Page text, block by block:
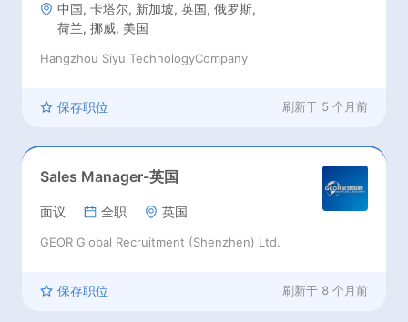
中国, 卡塔尔, 新加坡, 英国, 俄罗斯,
荷兰, 挪威, 美国
Hangzhou Siyu TechnologyCompany
保存职位 刷新于 5 个月前
Sales Manager-英国
面议 全职 英国
GEOR Global Recruitment (Shenzhen) Ltd.
保存职位 刷新于 8 个月前